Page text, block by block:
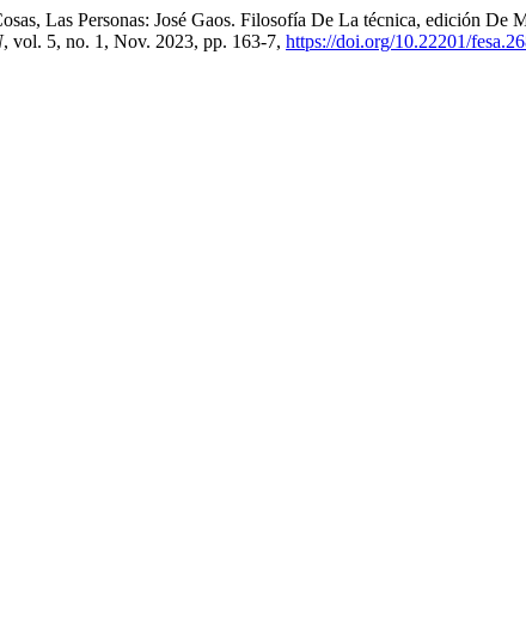
Las Personas: José Gaos. Filosofía De La técnica, edición
, vol. 5, no. 1, Nov. 2023, pp. 163-7, https://doi.org/10.22201/